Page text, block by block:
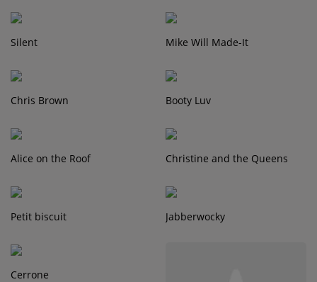
Silent Mike Will Made-It
Chris Brown Booty Luv
Alice on the Roof Christine and the Queens
Petit biscuit Jabberwocky
Cerrone